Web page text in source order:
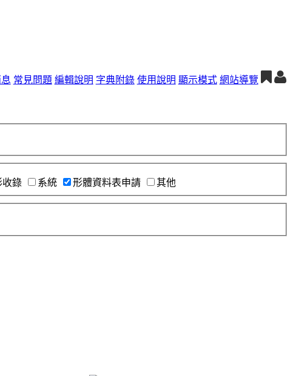
常見問題 編輯說明 字典附錄 使用說明 顯示模式 網站導覽
收錄 系統 形體資料表申請 其他